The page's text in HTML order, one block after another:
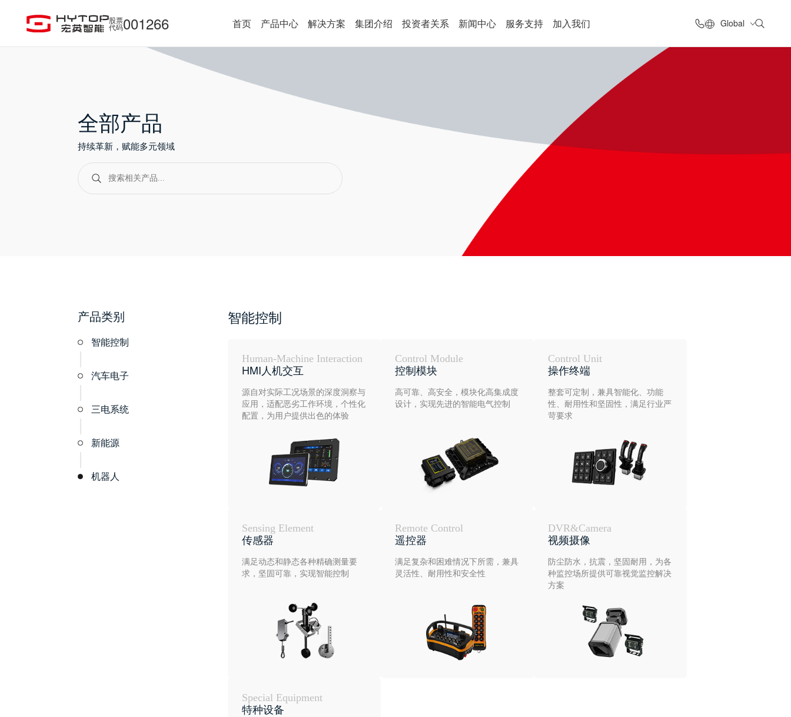
股票
代码001266 首页 产品中心 解决方案 集团介绍 投资者关系 新闻中心 服务支持 加入我们 Global
全部产品
持续革新，赋能多元领域
产品类别
智能控制
汽车电子
三电系统
新能源
机器人
智能控制
Human-Machine Interaction
HMI人机交互
源自对实际工况场景的深度洞察与
应用，适配恶劣工作环境，个性化
配置，为用户提供出色的体验
Control Module
控制模块
高可靠、高安全，模块化高集成度
设计，实现先进的智能电气控制
Control Unit
操作终端
整套可定制，兼具智能化、功能
性、耐用性和坚固性，满足行业严
苛要求
Sensing Element
传感器
满足动态和静态各种精确测量要
求，坚固可靠，实现智能控制
Remote Control
遥控器
满足复杂和困难情况下所需，兼具
灵活性、耐用性和安全性
DVR&Camera
视频摄像
防尘防水，抗震，坚固耐用，为各
种监控场所提供可靠视觉监控解决
方案
Special Equipment
特种设备